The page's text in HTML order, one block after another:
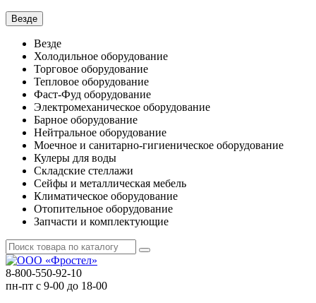
Везде
Везде
Холодильное оборудование
Торговое оборудование
Тепловое оборудование
Фаст-Фуд оборудование
Электромеханическое оборудование
Барное оборудование
Нейтральное оборудование
Моечное и санитарно-гигиеническое оборудование
Кулеры для воды
Складские стеллажи
Сейфы и металлическая мебель
Климатическое оборудование
Отопительное оборудование
Запчасти и комплектующие
8-800-550-92-10
пн-пт с 9-00 до 18-00